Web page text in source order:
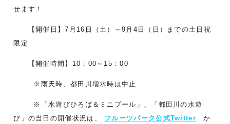
せます！
【開催日】7月16日（土）～9月4日（日）までの土日祝
限定
【開催時間】10：00～15：00
※雨天時、都田川増水時は中止
※「水遊びひろば＆ミニプール」、「都田川の水遊
び」の当日の開催状況は、 フルーツパーク公式Twitter か